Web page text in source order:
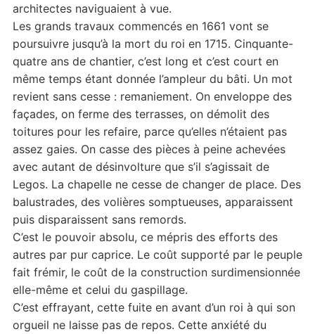
architectes naviguaient à vue.
Les grands travaux commencés en 1661 vont se
poursuivre jusqu’à la mort du roi en 1715. Cinquante-
quatre ans de chantier, c’est long et c’est court en
même temps étant donnée l’ampleur du bâti. Un mot
revient sans cesse : remaniement. On enveloppe des
façades, on ferme des terrasses, on démolit des
toitures pour les refaire, parce qu’elles n’étaient pas
assez gaies. On casse des pièces à peine achevées
avec autant de désinvolture que s’il s’agissait de
Legos. La chapelle ne cesse de changer de place. Des
balustrades, des volières somptueuses, apparaissent
puis disparaissent sans remords.
C’est le pouvoir absolu, ce mépris des efforts des
autres par pur caprice. Le coût supporté par le peuple
fait frémir, le coût de la construction surdimensionnée
elle-même et celui du gaspillage.
C’est effrayant, cette fuite en avant d’un roi à qui son
orgueil ne laisse pas de repos. Cette anxiété du